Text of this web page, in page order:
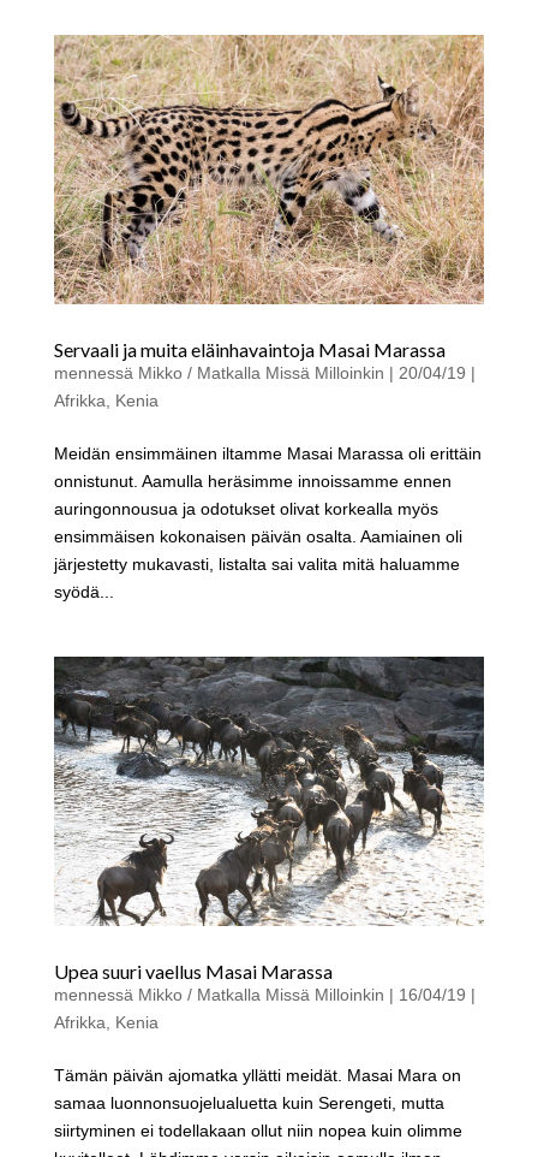
Servaali ja muita eläinhavaintoja Masai Marassa
mennessä Mikko / Matkalla Missä Milloinkin | 20/04/19 |
Afrikka
Kenia
Meidän ensimmäinen iltamme Masai Marassa oli erittäin
onnistunut. Aamulla heräsimme innoissamme ennen
auringonnousua ja odotukset olivat korkealla myös
ensimmäisen kokonaisen päivän osalta. Aamiainen oli
järjestetty mukavasti, listalta sai valita mitä haluamme
syödä...
Upea suuri vaellus Masai Marassa
mennessä Mikko / Matkalla Missä Milloinkin | 16/04/19 |
Afrikka
Kenia
Tämän päivän ajomatka yllätti meidät. Masai Mara on
samaa luonnonsuojelualuetta kuin Serengeti, mutta
siirtyminen ei todellakaan ollut niin nopea kuin olimme